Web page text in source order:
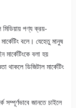
মিডিয়ায় পণ্য ক্রয়-
বলে। যেহেতু মানুষ
বলা হয়
থাকলে ডিজিটাল মার্কেটিং
সম্পূর্ণভাবে জানতে চাইলে